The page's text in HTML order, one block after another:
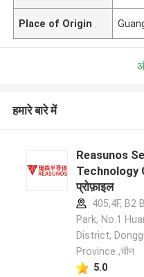
Place of Origin
हमारे बारे में
Reasunos
Technology
प्रोफ़ाइल
405,4F, B2
Park, No.1
District,
Province ,चीन
5.0